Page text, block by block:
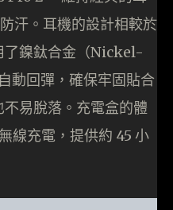
汗。耳機的設計相較於
了鎳鈦合金（Nickel-
回彈，確保牢固貼合
易脫落。充電盒的體
線充電，提供約 45 小